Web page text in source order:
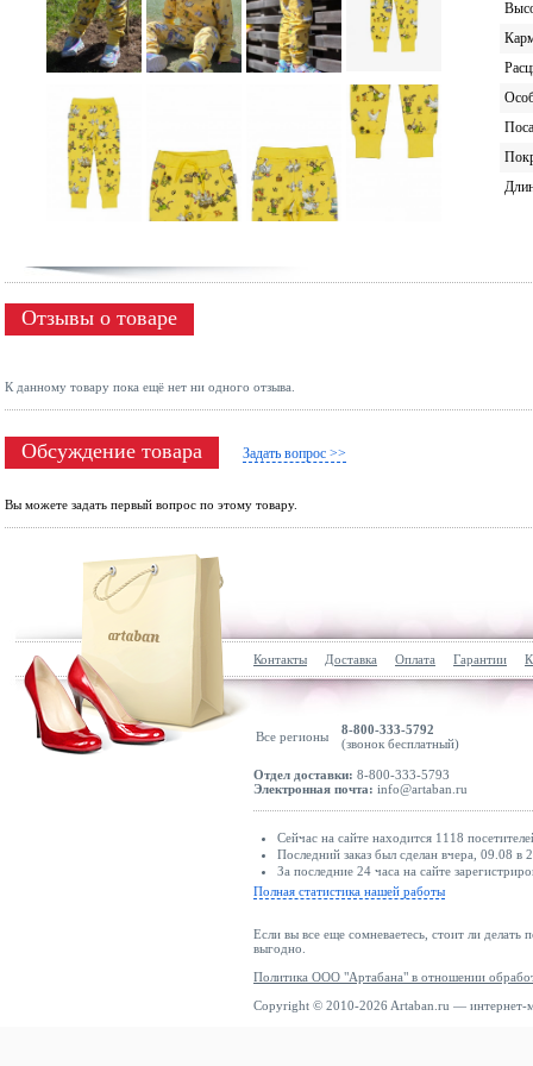
Отзывы о товаре
К данному товару пока ещё нет ни одного отзыва.
Обсуждение товара Задать вопрос >>
Вы можете задать первый вопрос по этому товару.
Контакты Доставка Оплата Гарантии
Все регионы
8-800-333-5792
(звонок бесплатный)
Отдел доставки: 8-800-333-5793
Электронная почта: info@artaban.ru
Сейчас на сайте находится 1118
Последний заказ был сделан вчера, 09.08 в
За последние 24 часа на сайте
Полная статистика нашей работы
Если вы все еще сомневаетесь, стоит ли делать
выгодно.
Политика ООО "Артабана" в отношении
Copyright © 2010-2026 Artaban.ru — интернет-